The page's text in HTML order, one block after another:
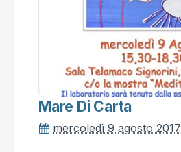
Mare Di Carta
mercoledì 9 agosto 2017